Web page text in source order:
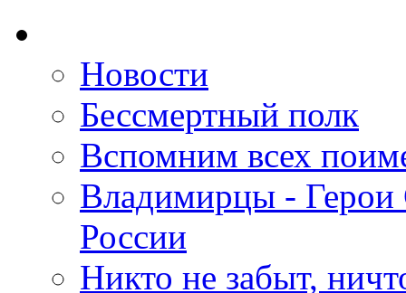
Новости
Бессмертный полк
Вспомним всех
Владимирцы - Герои
России
Никто не забыт,